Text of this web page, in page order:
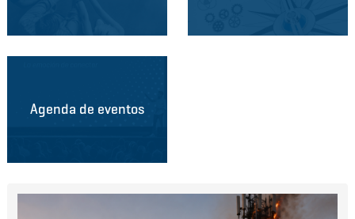
Agenda de eventos